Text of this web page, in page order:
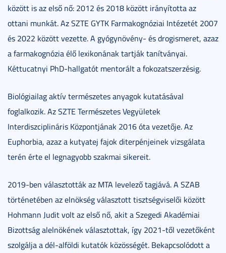
között is az első nő: 2012 és 2018 között irányította az
ottani munkát. Az SZTE GYTK Farmakognóziai Intézetét 2007
és 2022 között vezette. A gyógynövény- és drogismeret, azaz
a farmakognózia élő lexikonának tartják tanítványai.
Kéttucatnyi PhD-hallgatót mentorált a fokozatszerzésig.
Biológiailag aktív természetes anyagok kutatásával
foglalkozik. Az SZTE Természetes Vegyületek
Interdiszciplináris Központjának 2016 óta vezetője. Az
Euphorbia, azaz a kutyatej fajok diterpénjeinek vizsgálata
terén érte el legnagyobb szakmai sikereit.
2019-ben választották az MTA levelező tagjává. A SZAB
történetében az elnökség választott tisztségviselői között
Hohmann Judit volt az első nő, akit a Szegedi Akadémiai
Bizottság alelnökének választottak, így 2021-től vezetőként
szolgálja a dél-alföldi kutatók közösségét. Bekapcsolódott a